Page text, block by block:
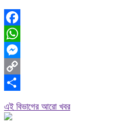
Facebook
WhatsApp
Messenger
Copy
এই বিভাগের আরো খবর